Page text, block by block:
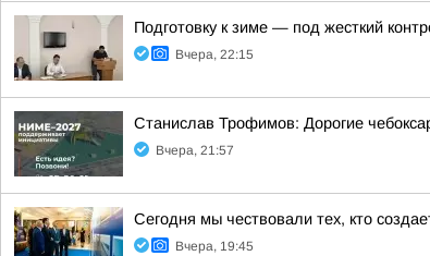
Подготовку к зиме — под жесткий
Вчера, 22:15
Станислав Трофимов: Дорогие
Вчера, 21:57
Сегодня мы чествовали тех, кто
Вчера, 19:45